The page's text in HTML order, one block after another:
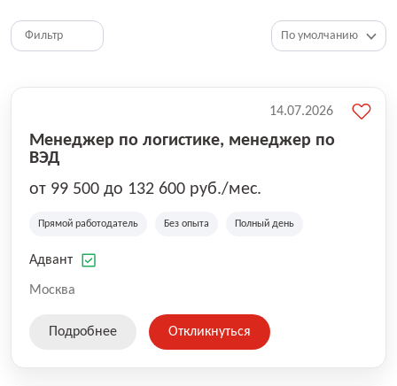
HR, управление персоналом
Топ менеджмент, руководители
Фильтр
Менеджер по логистике, менеджер по
ВЭД
от 99 500 до 132 600 руб./мес.
Прямой работодатель Без опыта Полный день
Адвант
Москва
14.07.2026
Подробнее Откликнуться